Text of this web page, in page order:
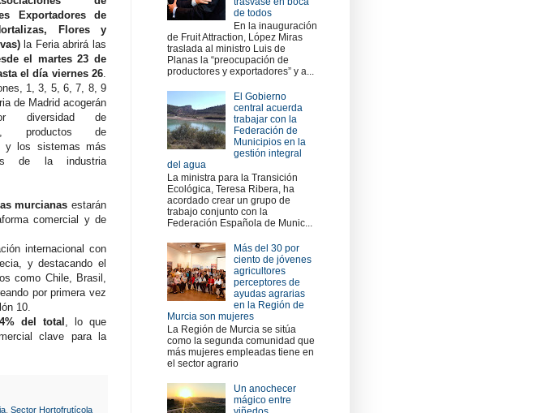
Exportadores de
Flores y
la Feria abrirá las
el martes 23 de
el día viernes 26
1, 3, 5, 6, 7, 8, 9
de Madrid acogerán
diversidad de
productos de
y los sistemas más
de la industria
murcianasestarán
comercial y de
internacional con
y destacando el
como Chile, Brasil,
por primera vez
10.
del total , lo que
clave para la
Sector Hortofrutícola
de todos
En la inauguración
de Fruit Attraction, López Miras
traslada al ministro Luis de
Planas la “preocupación de
productores y exportadores” y a...
El Gobierno
central acuerda
trabajar con la
Federación de
Municipios en la
gestión integral
del agua
La ministra para la Transición
Ecológica, Teresa Ribera, ha
acordado crear un grupo de
trabajo conjunto con la
Federación Española de Munic...
Más del 30 por
ciento de jóvenes
agricultores
perceptores de
ayudas agrarias
en la Región de
Murcia son mujeres
La Región de Murcia se sitúa
como la segunda comunidad que
más mujeres empleadas tiene en
el sector agrario
Un anochecer
mágico entre